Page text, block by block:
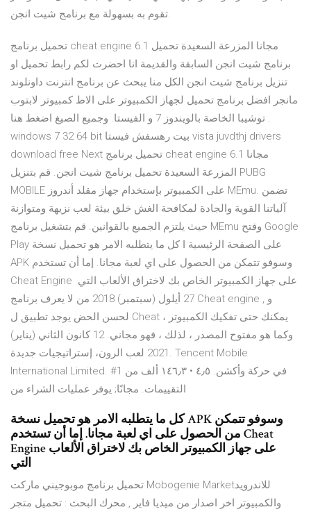
تقوم به بسهولة مع برنامج شيت انجن.
تحميل برنامج cheat engine 6.1 مجانا المزرعة السعيدة تحميل
برنامج شيت انجن السابقة والقديمة انا احضرت لكم رابط تحميل او
تنزيل برنامج شيت انجن الكل منا يبحث عن برنامج انترنت داونلوند
مانجر افضل برنامج تحميل لجهاز الكمبيوتر على الاط كمبيوتر لابتوب
توشيبا الخاصة بالويندوز 7 و الفيستا. وجميع الصيغ اضغط هنا .
windows 7 32 64 bit بيت رهسفش فيستا vista juvdthj drivers
download free Next تحميل برنامج cheat engine 6.1 مجانا
المزرعة السعيدة تحميل برنامج شيت انجن. قم بتنزيل PUBG
MOBILE على الكمبيوتر بإستخدام جهاز مقلد أندروز MEmu. تضمن
آلياتنا القوية والجادة لمكافحة الغش خلق بيئة لعب نزيهة ومتوازنة
حيث يلتزم الجميع بالقوانين. قم بتشغيل برنامج MEmu وفتح Google
Play على الصفحة الرئيسية ا كل ما يتطلبه الامر هو تحميل نسخة
APK وسوفو تتمكن من الحصول على اي لعبة مجانا. إما أن تستخدم
Cheat Engine على جهاز الكمبيوتر الخاص بك لاختراق الألعاب التي
27 أيلول (سبتمبر) 2018 من لا يعرف برنامج Cheat engine , و
لحسن الحض يوجد تطبيق ل Cheat يمكنك حتى تفكيك الكمبيوتر ،
وكما هو مفتوح المصدر ، لذلك ، فهو مجاني. 12 كانون الثاني (يناير)
2021 لعب الرون، إستراتيجيات جديدة. Tencent Mobile
International Limited. #1 في حركة وأكشن. ٤٫٥ • ١٤٦٫٣ ألف من
كل ما يتطلبه الامر هو تحميل نسخة APK وسوفو تتمكن
من الحصول على اي لعبة مجانا. إما أن تستخدم Cheat
Engine على جهاز الكمبيوتر الخاص بك لاختراق الألعاب
تحميل برنامج موبوجيني ماركت Mobogenie Market‏ للاندرويد
والكمبيوتر اخر اصدار من ميديا فاير , محرك البحث : تحميل متجر